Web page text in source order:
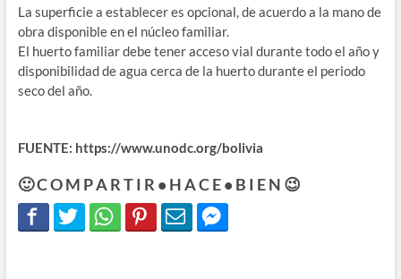
La superficie a establecer es opcional, de acuerdo a la mano de
obra disponible en el núcleo familiar.
El huerto familiar debe tener acceso vial durante todo el año y
disponibilidad de agua cerca de la huerto durante el periodo
seco del año.
FUENTE: https://www.unodc.org/bolivia
🙂 C O M P A R T I R • H A C E • B I E N 😉